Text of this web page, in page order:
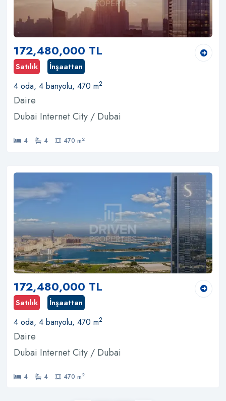
172,480,000 TL
Satılık İnşaattan
4 oda, 4 banyolu, 470 m2
Daire
Dubai Internet City / Dubai
4 4 470 m2
172,480,000 TL
Satılık İnşaattan
4 oda, 4 banyolu, 470 m2
Daire
Dubai Internet City / Dubai
4 4 470 m2